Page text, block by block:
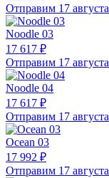
Отправим 17 августа
Noodle 03
17 617 ₽
Отправим 17 августа
Noodle 04
17 617 ₽
Отправим 17 августа
Ocean 03
17 992 ₽
Отправим 17 августа